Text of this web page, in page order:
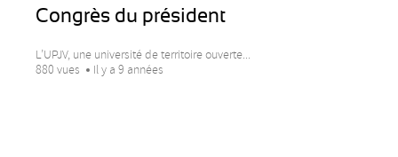
Congrès du président
L’UPJV, une université de territoire ouverte...
880 vues
Il y a 9 années